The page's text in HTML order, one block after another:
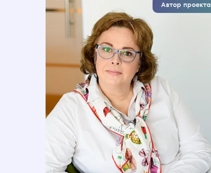
Автор проекта